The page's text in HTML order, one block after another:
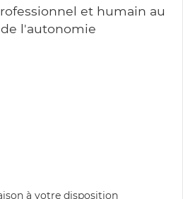
et humain au
l'autonomie